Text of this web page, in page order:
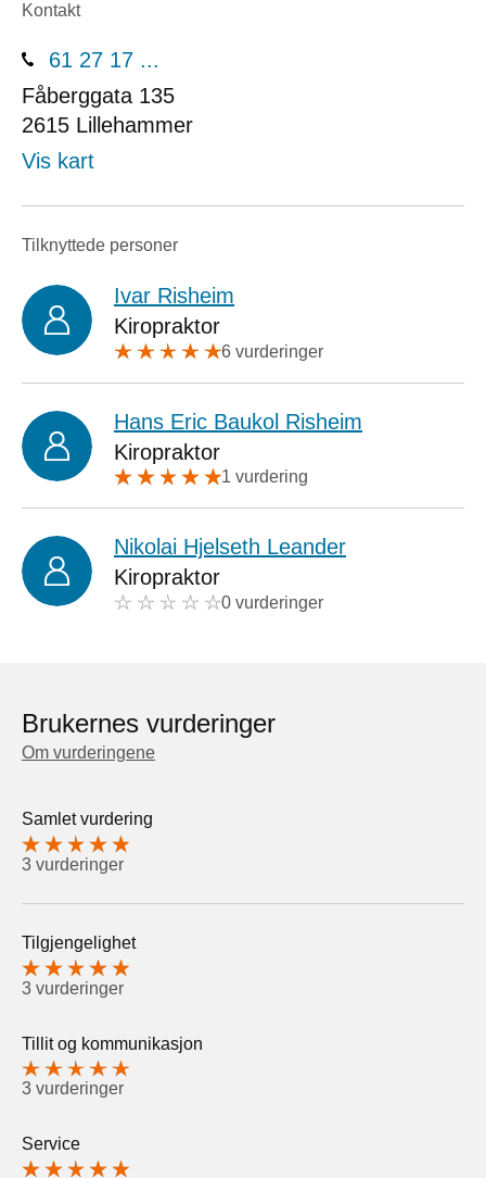
Kontakt
61 27 17 ...
Fåberggata 135
2615 Lillehammer
Vis kart
Tilknyttede personer
Ivar Risheim
Kiropraktor
6 vurderinger
Hans Eric Baukol Risheim
Kiropraktor
1 vurdering
Nikolai Hjelseth Leander
Kiropraktor
0 vurderinger
Brukernes vurderinger
Om vurderingene
Samlet vurdering
3 vurderinger
Tilgjengelighet
3 vurderinger
Tillit og kommunikasjon
3 vurderinger
Service